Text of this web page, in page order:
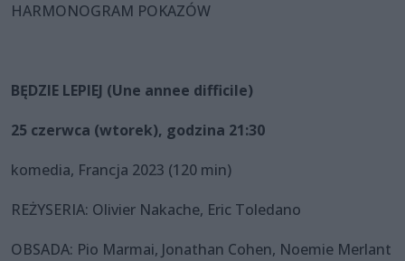
HARMONOGRAM POKAZÓW
BĘDZIE LEPIEJ (Une annee difficile)
25 czerwca (wtorek), godzina 21:30
komedia, Francja 2023 (120 min)
REŻYSERIA: Olivier Nakache, Eric Toledano
OBSADA: Pio Marmai, Jonathan Cohen, Noemie Merlant